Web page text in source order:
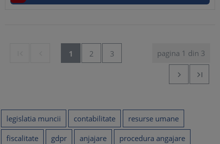
1 2 3 pagina 1 din 3


legislatia muncii contabilitate
resurse umane
fiscalitate
gdpr anjajare
procedura angajare